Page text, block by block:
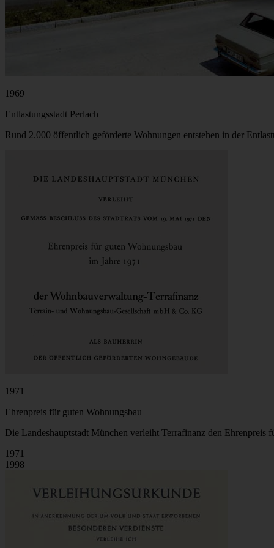
1969
Entlastungsstadt Perlach
Rund 2.000 öffentlich geförderte Wohnungen entstehen in der
1971
Ehrenpreis für guten Wohnungsbau
Die Landeshauptstadt München verleiht Terrafinanz den
1971
1998